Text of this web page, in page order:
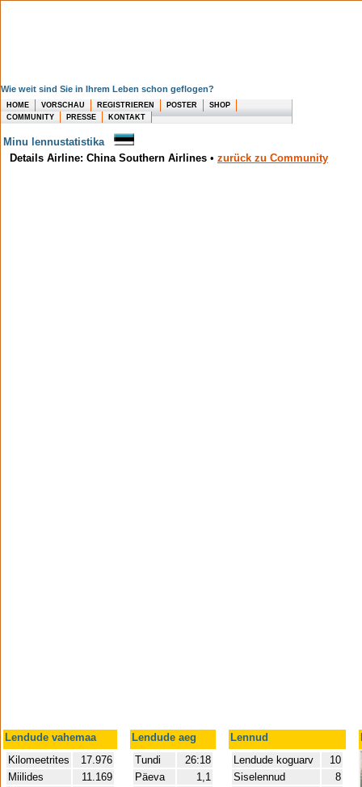
Wie weit sind Sie in Ihrem Leben schon geflogen?
HOME VORSCHAU REGISTRIEREN POSTER
SHOP
COMMUNITY
PRESSE KONTAKT
Minu lennustatistika
Details Airline: China Southern Airlines • zurück zu Community
Lendude vahemaa Lendude aeg Lennud
Kilomeetrites
17.976
Miilides
11.169
Tundi
26:18
Päeva
1,1
Lendude koguarv
10
Siselennud
8